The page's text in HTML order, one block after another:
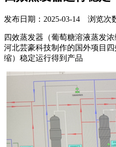
发布日期：2025-03-14 浏览次
四效蒸发器（葡萄糖溶液蒸发
河北芸豪科技制作的国外项目
缩）稳定运行得到产品